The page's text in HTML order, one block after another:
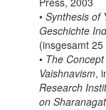
• Synthesis of
Geschichte
(insgesamt
• The
Vaishnavism,
Research
on